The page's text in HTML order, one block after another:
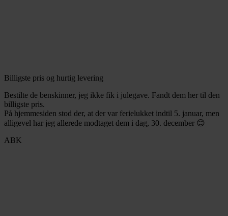
Billigste pris og hurtig levering
Bestilte de benskinner, jeg ikke fik i julegave. Fandt dem her til den
billigste pris.
På hjemmesiden stod der, at der var ferielukket indtil 5. januar, men
alligevel har jeg allerede modtaget dem i dag, 30. december 😊
ABK